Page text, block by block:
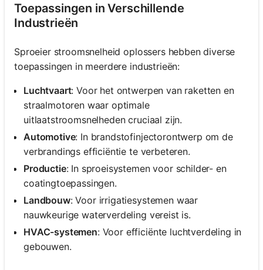
Toepassingen in Verschillende
Industrieën
Sproeier stroomsnelheid oplossers hebben diverse
toepassingen in meerdere industrieën:
Luchtvaart: Voor het ontwerpen van raketten en
straalmotoren waar optimale
uitlaatstroomsnelheden cruciaal zijn.
Automotive: In brandstofinjectorontwerp om de
verbrandings efficiëntie te verbeteren.
Productie: In sproeisystemen voor schilder- en
coatingtoepassingen.
Landbouw: Voor irrigatiesystemen waar
nauwkeurige waterverdeling vereist is.
HVAC-systemen: Voor efficiënte luchtverdeling in
gebouwen.